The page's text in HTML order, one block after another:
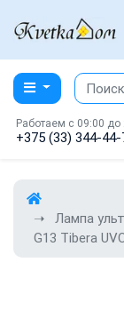
Работаем с 09:00 до
+375 (33) 344-44-
Лампа
G13 Tibera